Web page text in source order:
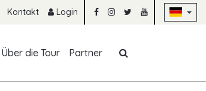
Kontakt Login
Über die Tour Partner